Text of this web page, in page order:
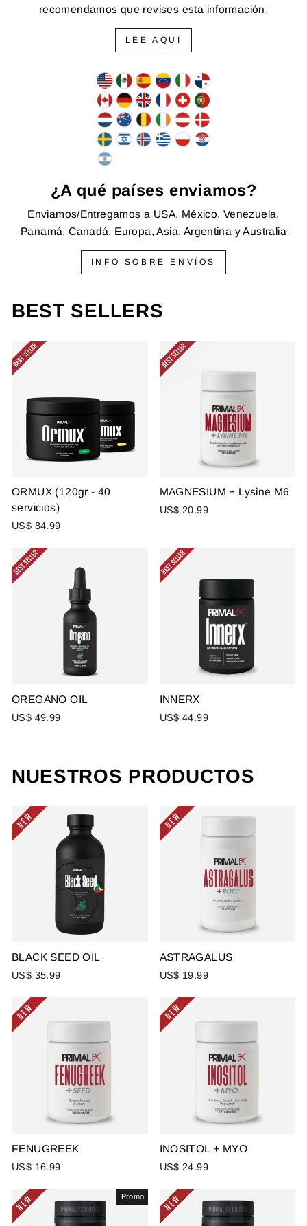
recomendamos que revises esta información.
LEE AQUÍ
¿A qué países enviamos?
Enviamos/Entregamos a USA, México, Venezuela,
Panamá, Canadá, Europa, Asia, Argentina y Australia
INFO SOBRE ENVÍOS
BEST SELLERS
ORMUX (120gr - 40
servicios)
US$ 84.99
MAGNESIUM + Lysine M6
US$ 20.99
OREGANO OIL
US$ 49.99
INNERX
US$ 44.99
NUESTROS PRODUCTOS
BLACK SEED OIL
US$ 35.99
ASTRAGALUS
US$ 19.99
FENUGREEK
US$ 16.99
INOSITOL + MYO
US$ 24.99
Promo